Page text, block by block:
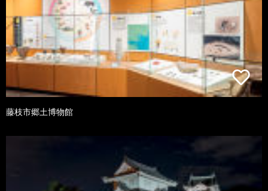
藤枝市郷土博物館